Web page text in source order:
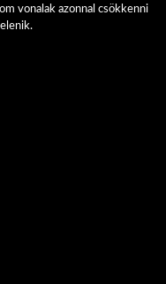
vonalak azonnal csökkenni